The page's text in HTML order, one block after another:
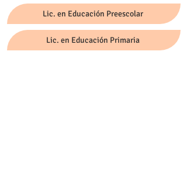
Lic. en Educación Preescolar
Lic. en Educación Primaria